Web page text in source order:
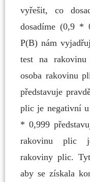
vyřešit, co
dosadíme (0,9 *
P(B) nám
test na
osoba rakovinu
představuje
plic je negativní
* 0,999
rakovinu plic
rakoviny plic.
aby se získala